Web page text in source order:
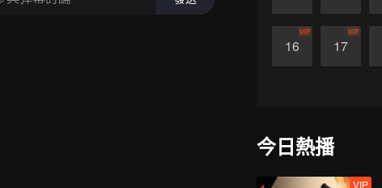
16
VIP
17
VIP
今日熱播
VIP